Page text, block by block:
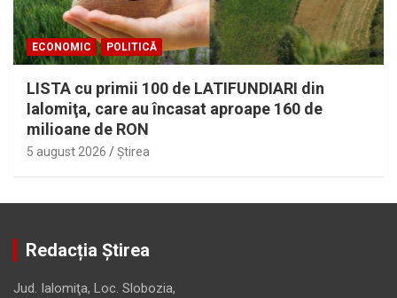
ECONOMIC POLITICĂ
LISTA cu primii 100 de LATIFUNDIARI din
Ialomiţa, care au încasat aproape 160 de
milioane de RON
5 august 2026 Ştirea
Redacția Știrea
Jud. Ialomiţa, Loc. Slobozia,